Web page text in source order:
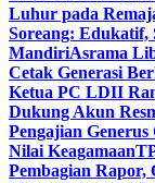
Luhur pada
Soreang: Edukatif,
MandiriAsrama
Cetak Generasi
Ketua PC LDII
Dukung Akun
Pengajian
Nilai Keagamaan
Pembagian Rapor,